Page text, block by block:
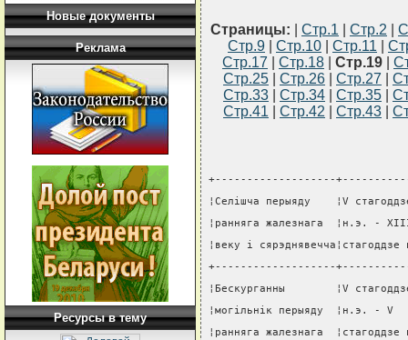
Новые документы
Реклама
Ресурсы в тему
Страницы: Стр.1 Стр.2
Стр.9
Стр.10 Стр.11
Стр.17
Стр.18 Стр.19
Стр.25
Стр.26 Стр.27
Стр.33
Стр.34 Стр.35
Стр.41
Стр.42 Стр.43
+-------------------
¦Селiшча перыяду    ¦V
¦ранняга жалезнага  ¦н.э.
¦веку i
+-------------------
¦Бескурганны        ¦V
¦могiльнiк перыяду  ¦н.э.
¦ранняга жалезнага